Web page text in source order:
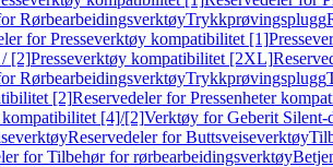
RørbearbeidingsverktøyTrykkprøvingsplugg
for Presseverktøy kompatibilitet [1]
/ [2]Presseverktøy kompatibilitet [2XL]
RørbearbeidingsverktøyTrykkprøvingsplugg
[2]Reservedeler for Pressenheter
kompatibilitet [4]/[2]Verktøy for Geberit Silent-
Reservedeler for Buttsveiseverktøy
for Tilbehør for rørbearbeidingsverktøy